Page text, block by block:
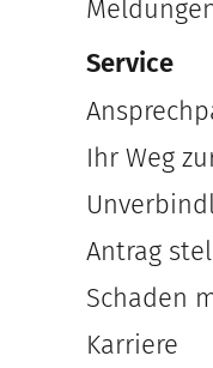
Service
Ihr Weg
Antrag
Schaden
Karriere